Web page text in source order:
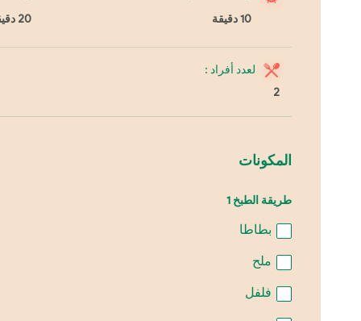
10 دقيقة
20 دقيقة
لعدد أفراد :
2
المكونات
طريقة الطبخ 1
بطاطا
ملح
فلفل